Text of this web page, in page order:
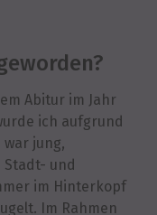
Abitur im Jahr
ich aufgrund
jung,
und
im Hinterkopf
Im Rahmen